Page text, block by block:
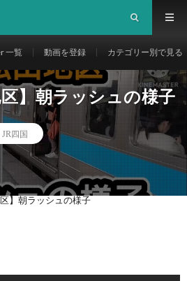
一覧 動画を登録 カテゴリー別で見る
】朝ラッシュの様子
JR四国
】朝ラッシュの様子